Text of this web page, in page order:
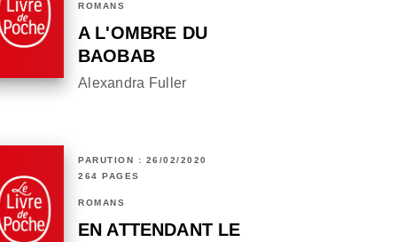
ROMANS
A L'OMBRE DU
BAOBAB
Alexandra Fuller
PARUTION : 26/02/2020
264 PAGES
ROMANS
EN ATTENDANT LE